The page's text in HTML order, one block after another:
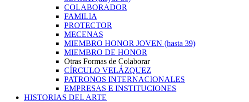
COLABORADOR
FAMILIA
PROTECTOR
MECENAS
MIEMBRO HONOR JOVEN (hasta 39)
MIEMBRO DE HONOR
Otras Formas de Colaborar
CÍRCULO VELÁZQUEZ
PATRONOS INTERNACIONALES
EMPRESAS E INSTITUCIONES
HISTORIAS DEL ARTE